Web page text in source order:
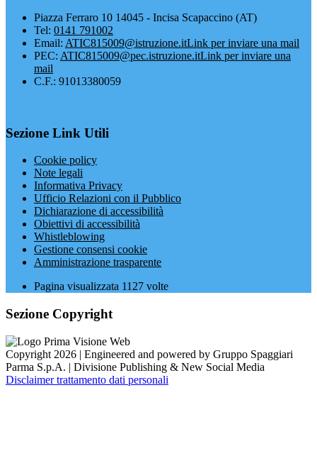
Piazza Ferraro 10 14045 - Incisa Scapaccino (AT)
Tel: 0141 791002
Email: ATIC815009@istruzione.itLink per inviare una mail
PEC: ATIC815009@pec.istruzione.itLink per inviare una
mail
C.F.: 91013380059
Sezione Link Utili
Cookie policy
Note legali
Informativa Privacy
Ufficio Relazioni con il Pubblico
Dichiarazione di accessibilità
Obiettivi di accessibilità
Whistleblowing
Gestione consensi cookie
Amministrazione trasparente
Pagina visualizzata 1127 volte
Sezione Copyright
Copyright 2026 | Engineered and powered by Gruppo Spaggiari
Parma S.p.A. | Divisione Publishing & New Social Media
Disclaimer trattamento dati personali